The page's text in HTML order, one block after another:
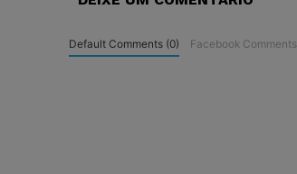
Default Comments (0) Facebook Comments